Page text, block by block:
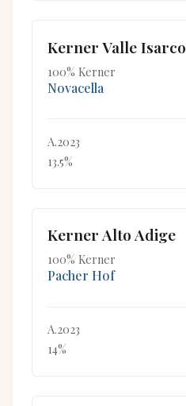
Kerner Valle Isarco
100% Kerner
Novacella
A.2023
13.5%
Kerner Alto Adige
100% Kerner
Pacher Hof
A.2023
14%